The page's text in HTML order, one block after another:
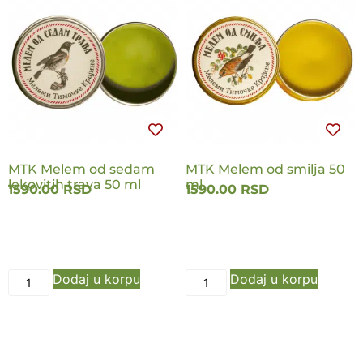
MTK Melem od sedam
lekovitih trava 50 ml
1590.00RSD
Dodaj u korpu
MTK Melem od smilja 50
ml
1590.00 RSD
Dodaj u korpu